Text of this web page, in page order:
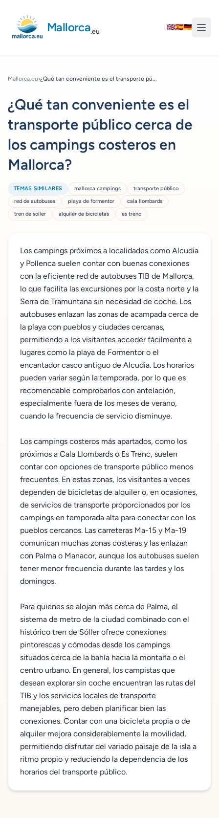
Mallorca.eu
🇬🇧🇪🇸🇩🇪
Mallorca.eu›¿Qué tan conveniente es el transporte pú...
¿Qué tan conveniente es el
transporte público cerca de
los campings costeros en
Mallorca?
TEMAS SIMILARES mallorca campings
transporte público
red de autobuses
playa de formentor
cala llombards
tren de soller
alquiler de bicicletas es trenc
Los campings próximos a localidades como Alcudia
y Pollenca suelen contar con buenas conexiones
con la eficiente red de autobuses TIB de Mallorca,
lo que facilita las excursiones por la costa norte y la
Serra de Tramuntana sin necesidad de coche. Los
autobuses enlazan las zonas de acampada cerca de
la playa con pueblos y ciudades cercanas,
permitiendo a los visitantes acceder fácilmente a
lugares como la playa de Formentor o el
encantador casco antiguo de Alcudia. Los horarios
pueden variar según la temporada, por lo que es
recomendable comprobarlos con antelación,
especialmente fuera de los meses de verano,
cuando la frecuencia de servicio disminuye.
Los campings costeros más apartados, como los
próximos a Cala Llombards o Es Trenc, suelen
contar con opciones de transporte público menos
frecuentes. En estas zonas, los visitantes a veces
dependen de bicicletas de alquiler o, en ocasiones,
de servicios de transporte proporcionados por los
campings en temporada alta para conectar con los
pueblos cercanos. Las carreteras Ma-15 y Ma-19
comunican muchas zonas costeras y las enlazan
con Palma o Manacor, aunque los autobuses suelen
tener menor frecuencia durante las tardes y los
domingos.
Para quienes se alojan más cerca de Palma, el
sistema de metro de la ciudad combinado con el
histórico tren de Sóller ofrece conexiones
pintorescas y cómodas desde los campings
situados cerca de la bahía hacia la montaña o el
centro urbano. En general, los campistas que
desean explorar sin coche encuentran las rutas del
TIB y los servicios locales de transporte
manejables, pero deben planificar bien las
conexiones. Contar con una bicicleta propia o de
alquiler mejora considerablemente la movilidad,
permitiendo disfrutar del variado paisaje de la isla a
ritmo propio y reduciendo la dependencia de los
horarios del transporte público.